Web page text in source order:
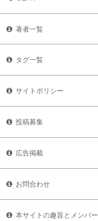
著者一覧
タグ一覧
サイトポリシー
投稿募集
広告掲載
お問合わせ
本サイトの趣旨とメンバー